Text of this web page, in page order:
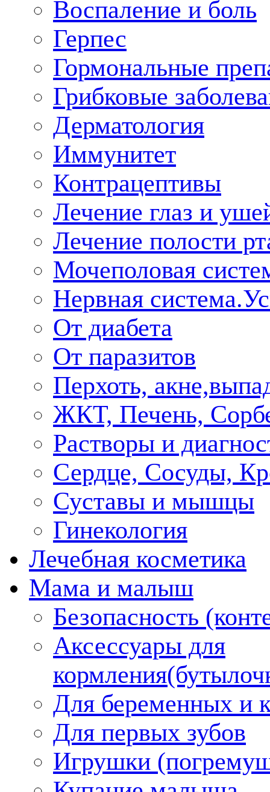
Воспаление и боль
Герпес
Гормональные
Грибковые
Дерматология
Иммунитет
Контрацептивы
Лечение глаз и
Лечение полости
Мочеполовая
Нервная
От диабета
От паразитов
Перхоть,
ЖКТ, Печень,
Растворы и
Сердце, Сосуды,
Суставы и мышцы
Гинекология
Лечебная косметика
Мама и малыш
Безопасность
Аксессуары для
Для беременных и
Для первых зубов
Игрушки